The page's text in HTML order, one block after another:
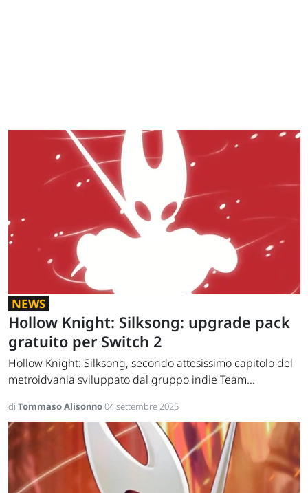
NEWS
Hollow Knight: Silksong: upgrade pack
gratuito per Switch 2
Hollow Knight: Silksong, secondo attesissimo capitolo del
metroidvania sviluppato dal gruppo indie Team...
di Tommaso Alisonno04 settembre 2025